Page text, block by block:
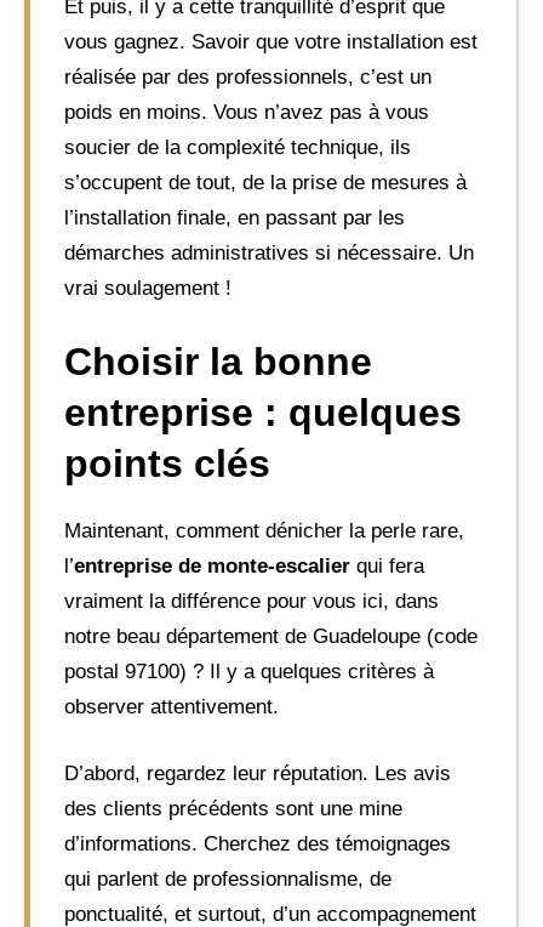
Et puis, il y a cette tranquillité d’esprit que
vous gagnez. Savoir que votre installation est
réalisée par des professionnels, c’est un
poids en moins. Vous n’avez pas à vous
soucier de la complexité technique, ils
s’occupent de tout, de la prise de mesures à
l’installation finale, en passant par les
démarches administratives si nécessaire. Un
vrai soulagement !
Choisir la bonne
entreprise : quelques
points clés
Maintenant, comment dénicher la perle rare,
l’entreprise de monte-escalier qui fera
vraiment la différence pour vous ici, dans
notre beau département de Guadeloupe (code
postal 97100) ? Il y a quelques critères à
observer attentivement.
D’abord, regardez leur réputation. Les avis
des clients précédents sont une mine
d’informations. Cherchez des témoignages
qui parlent de professionnalisme, de
ponctualité, et surtout, d’un accompagnement